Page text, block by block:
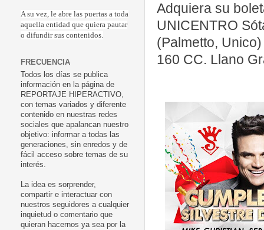
Adquiera su
UNICENTRO
(Palmetto,
160 CC. Llano
A su vez, le abre las puertas a toda
aquella entidad que quiera pautar
o difundir sus contenidos.
FRECUENCIA
Todos los días se publica
información en la página de
REPORTAJE HIPERACTIVO,
con temas variados y diferente
contenido en nuestras redes
sociales que apalancan nuestro
objetivo: informar a todas las
generaciones, sin enredos y de
fácil acceso sobre temas de su
interés.
La idea es sorprender,
compartir e interactuar con
nuestros seguidores a cualquier
inquietud o comentario que
quieran hacernos ya sea por la